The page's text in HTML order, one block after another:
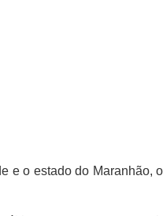
e o estado do Maranhão, o